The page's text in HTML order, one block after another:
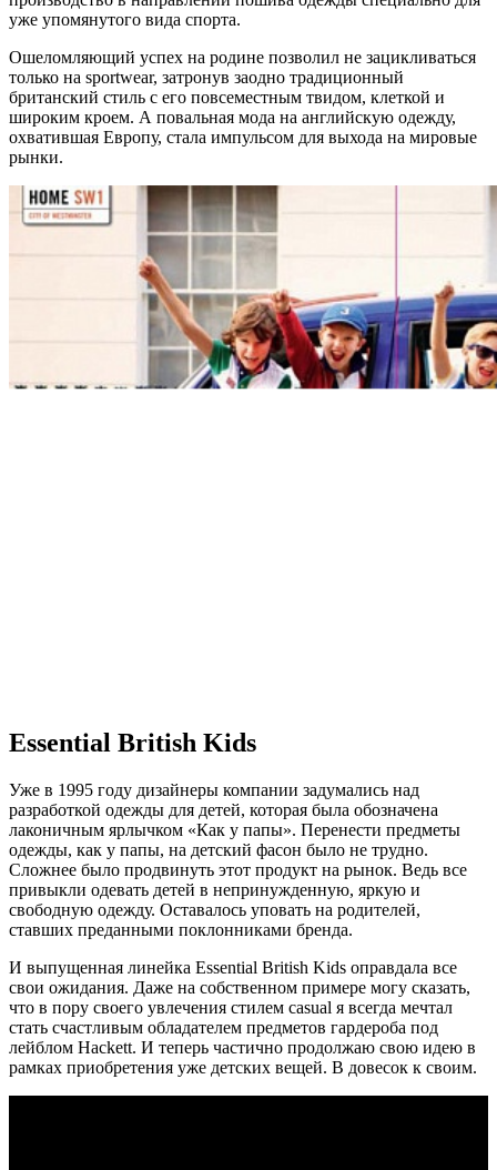
уже упомянутого вида спорта.
Ошеломляющий успех на родине позволил не зацикливаться
только на sportwear, затронув заодно традиционный
британский стиль с его повсеместным твидом, клеткой и
широким кроем. А повальная мода на английскую одежду,
охватившая Европу, стала импульсом для выхода на мировые
рынки.
Essential British Kids
Уже в 1995 году дизайнеры компании задумались над
разработкой одежды для детей, которая была обозначена
лаконичным ярлычком «Как у папы». Перенести предметы
одежды, как у папы, на детский фасон было не трудно.
Сложнее было продвинуть этот продукт на рынок. Ведь все
привыкли одевать детей в непринужденную, яркую и
свободную одежду. Оставалось уповать на родителей,
ставших преданными поклонниками бренда.
И выпущенная линейка Essential British Kids оправдала все
свои ожидания. Даже на собственном примере могу сказать,
что в пору своего увлечения стилем casual я всегда мечтал
стать счастливым обладателем предметов гардероба под
лейблом Hackett. И теперь частично продолжаю свою идею в
рамках приобретения уже детских вещей. В довесок к своим.